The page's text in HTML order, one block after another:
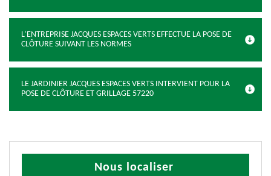
L’ENTREPRISE JACQUES ESPACES VERTS EFFECTUE LA POSE DE
CLÔTURE SUIVANT LES NORMES
LE JARDINIER JACQUES ESPACES VERTS INTERVIENT POUR LA
POSE DE CLÔTURE ET GRILLAGE 57220
Nous localiser